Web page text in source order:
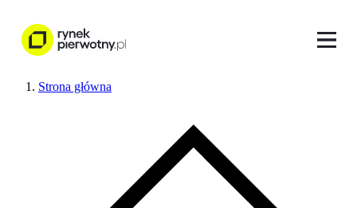
Strona główna